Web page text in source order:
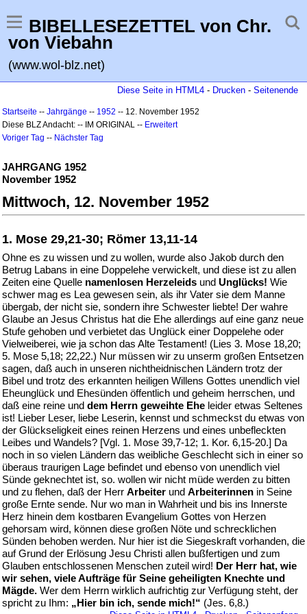
BIBELLESEZETTEL von Chr.
von Viebahn
(www.wol-blz.net)
Diese Seite in HTML4 - Drucken - Seitenende
Startseite -- Jahrgänge -- 1952 -- 12. November 1952
Diese BLZ Andacht: -- IM ORIGINAL -- Erweitert
Voriger Tag -- Nächster Tag
JAHRGANG 1952
November 1952
Mittwoch, 12. November 1952
1. Mose 29,21-30; Römer 13,11-14
Ohne es zu wissen und zu wollen, wurde also Jakob durch den
Betrug Labans in eine Doppelehe verwickelt, und diese ist zu allen
Zeiten eine Quelle namenlosen Herzeleids und Unglücks! Wie
schwer mag es Lea gewesen sein, als ihr Vater sie dem Manne
übergab, der nicht sie, sondern ihre Schwester liebte! Der wahre
Glaube an Jesus Christus hat die Ehe allerdings auf eine ganz neue
Stufe gehoben und verbietet das Unglück einer Doppelehe oder
Vielweiberei, wie ja schon das Alte Testament! (Lies 3. Mose 18,20;
5. Mose 5,18; 22,22.) Nur müssen wir zu unserm großen Entsetzen
sagen, daß auch in unseren nichtheidnischen Ländern trotz der
Bibel und trotz des erkannten heiligen Willens Gottes unendlich viel
Eheunglück und Ehesünden öffentlich und geheim herrschen, und
daß eine reine und dem Herrn geweihte Ehe leider etwas Seltenes
ist! Lieber Leser, liebe Leserin, kennst und schmeckst du etwas von
der Glückseligkeit eines reinen Herzens und eines unbefleckten
Leibes und Wandels? [Vgl. 1. Mose 39,7-12; 1. Kor. 6,15-20.] Da
noch in so vielen Ländern das weibliche Geschlecht sich in einer so
überaus traurigen Lage befindet und ebenso von unendlich viel
Sünde geknechtet ist, so. wollen wir nicht müde werden zu bitten
und zu flehen, daß der Herr Arbeiter und Arbeiterinnen in Seine
große Ernte sende. Nur wo man in Wahrheit und bis ins Innerste
Herz hinein dem kostbaren Evangelium Gottes von Herzen
gehorsam wird, können diese großen Nöte und schrecklichen
Sünden behoben werden. Nur hier ist die Siegeskraft vorhanden, die
auf Grund der Erlösung Jesu Christi allen bußfertigen und zum
Glauben entschlossenen Menschen zuteil wird! Der Herr hat, wie
wir sehen, viele Aufträge für Seine geheiligten Knechte und
Mägde. Wer dem Herrn wirklich aufrichtig zur Verfügung steht, der
spricht zu Ihm: „Hier bin ich, sende mich!“ (Jes. 6,8.)